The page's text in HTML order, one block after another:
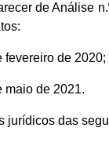
de Análise
fevereiro de 2020;
maio de 2021.
jurídicos das